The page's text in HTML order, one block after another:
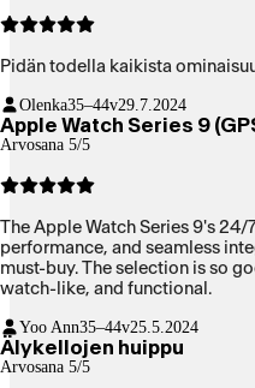
Pidän todella kaikista
Olenka35–44v29.7.2024
Apple Watch Series 9
Arvosana 5/5
The Apple Watch Series 9's
performance, and seamless
must-buy. The selection is so
watch-like, and functional.
Yoo Ann35–44v25.5.2024
Älykellojen huippu
Arvosana 5/5